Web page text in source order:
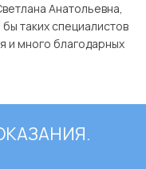
Анатольевна,
таких специалистов
и много благодарных